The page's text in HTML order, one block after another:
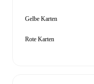
Gelbe Karten
Rote Karten